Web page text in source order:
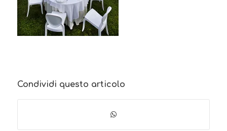
Condividi questo articolo